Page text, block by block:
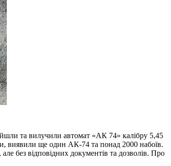
та вилучили автомат «АК 74» калібру 5,45
виявили ще один АК-74 та понад 2000 набоїв.
без відповідних документів та дозволів. Про